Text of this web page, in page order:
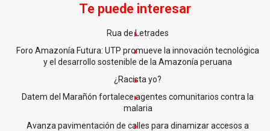
Te puede interesar
Rua de Letrades
Foro Amazonía Futura: UTP promueve la innovación tecnológica
y el desarrollo sostenible de la Amazonía peruana
¿Racista yo?
Datem del Marañón fortalece agentes comunitarios contra la
malaria
Avanza pavimentación de calles para dinamizar accesos a